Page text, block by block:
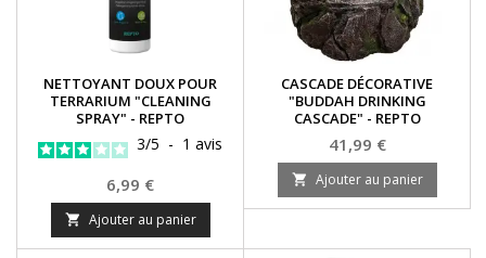
NETTOYANT DOUX POUR
TERRARIUM "CLEANING
SPRAY" - REPTO
3/5 - 1 avis
Prix
6,99 €
 Ajouter au panier
CASCADE DÉCORATIVE
"BUDDAH DRINKING
CASCADE" - REPTO
Prix
41,99 €
 Ajouter au panier